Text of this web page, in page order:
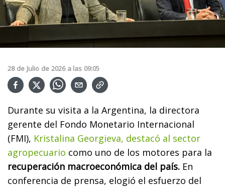
28 de Julio de 2026 a las 09:05
Durante su visita a la Argentina, la directora
gerente del Fondo Monetario Internacional
(FMI), Kristalina Georgieva, destacó al sector
agropecuario como uno de los motores para la
recuperación macroeconómica del país. En
conferencia de prensa, elogió el esfuerzo del